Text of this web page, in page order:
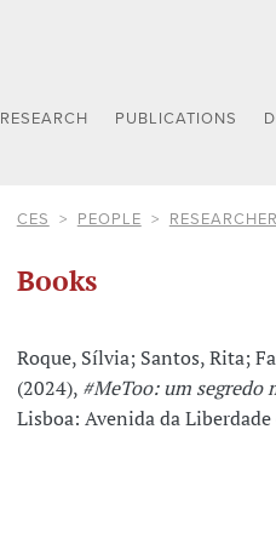
RESEARCH PUBLICATIONS
CES PEOPLE
Books
Roque, Sílvia; Santos, Rita;
(2024), #MeToo: um segredo
Lisboa: Avenida da